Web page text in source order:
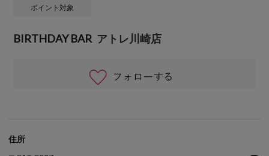
ポイント対象
BIRTHDAY BAR アトレ川崎店